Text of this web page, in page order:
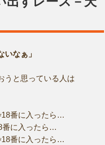
いなぁ」
うと思っている人は
18番に入ったら…
番に入ったら…
18番に入ったら…